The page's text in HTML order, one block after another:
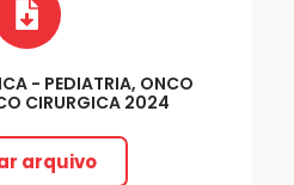
- PEDIATRIA, ONCO
CIRURGICA 2024
arquivo